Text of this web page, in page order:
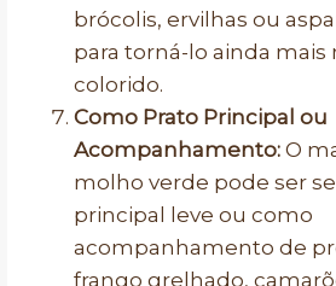
brócolis, ervilhas ou
para torná-lo ainda mais
colorido.
Como Prato Principal ou
Acompanhamento: O
molho verde pode ser
principal leve ou como
acompanhamento de
frango grelhado,